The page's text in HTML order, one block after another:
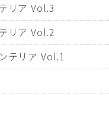
リア Vol.3
リア Vol.2
テリア Vol.1